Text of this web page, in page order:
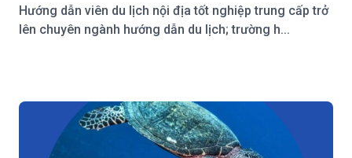
Hướng dẫn viên du lịch nội địa tốt nghiệp trung cấp trở
lên chuyên ngành hướng dẫn du lịch; trường h...